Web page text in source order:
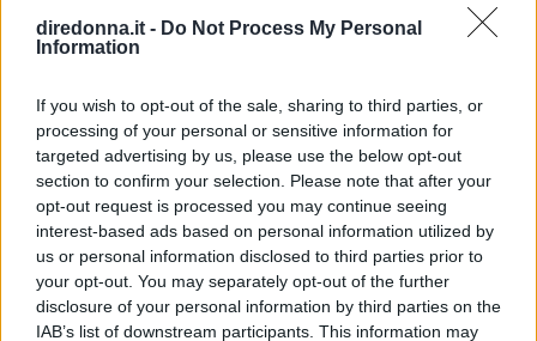
diredonna.it - Do Not Process My Personal
Information
If you wish to opt-out of the sale, sharing to third parties, or
processing of your personal or sensitive information for
targeted advertising by us, please use the below opt-out
section to confirm your selection. Please note that after your
opt-out request is processed you may continue seeing
interest-based ads based on personal information utilized by
us or personal information disclosed to third parties prior to
your opt-out. You may separately opt-out of the further
disclosure of your personal information by third parties on the
IAB’s list of downstream participants. This information may
NEWS